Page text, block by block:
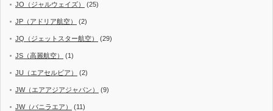
JO（ジャルウェイズ） (25)
JP（アドリア航空） (2)
JQ（ジェットスター航空） (29)
JS（高麗航空） (1)
JU（エアセルビア） (2)
JW（エアアジアジャパン） (9)
JW（バニラエア） (11)